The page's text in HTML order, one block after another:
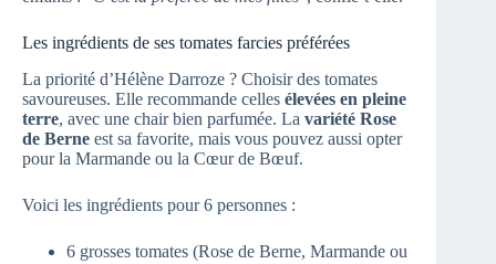
Les ingrédients de ses tomates farcies préférées
La priorité d’Hélène Darroze ? Choisir des tomates
savoureuses. Elle recommande celles élevées en pleine
terre, avec une chair bien parfumée. La variété Rose
de Berne est sa favorite, mais vous pouvez aussi opter
pour la Marmande ou la Cœur de Bœuf.
Voici les ingrédients pour 6 personnes :
6 grosses tomates (Rose de Berne, Marmande ou